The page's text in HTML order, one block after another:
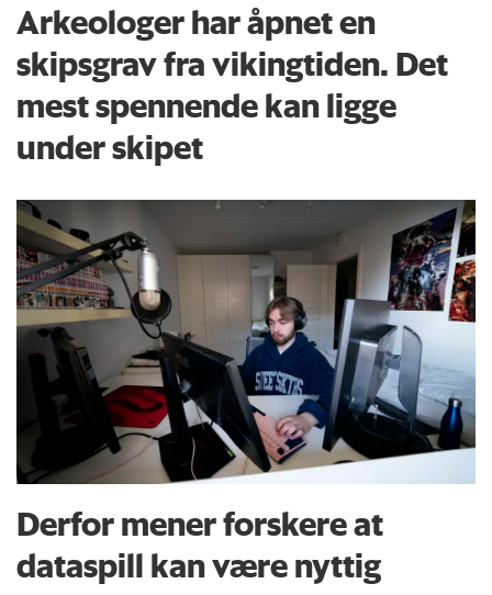
Arkeologer har åpnet en
skipsgrav fra vikingtiden. Det
mest spennende kan ligge
under skipet
Derfor mener forskere at
dataspill kan være nyttig